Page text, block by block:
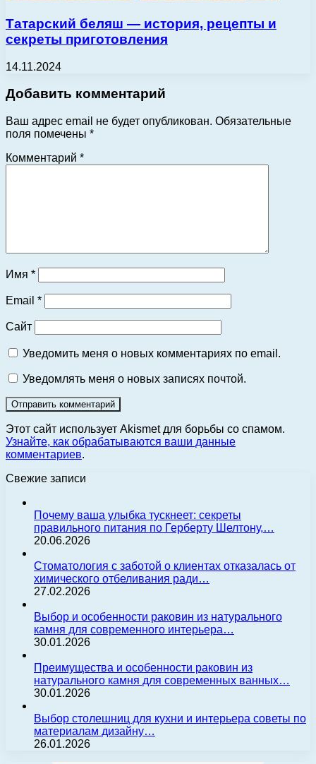
Татарский беляш — история, рецепты и
секреты приготовления
14.11.2024
Добавить комментарий
Ваш адрес email не будет опубликован. Обязательные
поля помечены *
Комментарий *
Имя *
Email *
Сайт
Уведомить меня о новых комментариях по email.
Уведомлять меня о новых записях почтой.
Этот сайт использует Akismet для борьбы со спамом.
Узнайте, как обрабатываются ваши данные
комментариев.
Свежие записи
Почему ваша улыбка тускнеет: секреты
правильного питания по Герберту Шелтону,…
20.06.2026
Стоматология с заботой о клиентах отказалась от
химического отбеливания ради…
27.02.2026
Выбор и особенности раковин из натурального
камня для современного интерьера…
30.01.2026
Преимущества и особенности раковин из
натурального камня для современных ванных…
30.01.2026
Выбор столешниц для кухни и интерьера советы по
материалам дизайну…
26.01.2026